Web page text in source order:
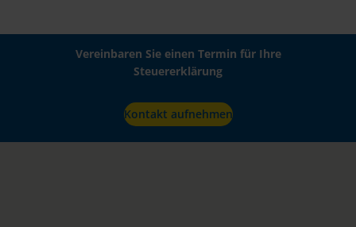
Vereinbaren Sie einen Termin für Ihre
Steuererklärung
Kontakt aufnehmen